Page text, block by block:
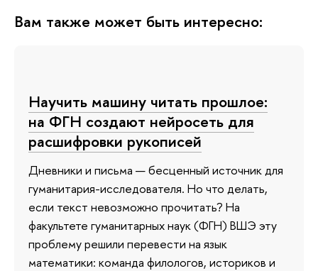
Вам также может быть интересно:
Научить машину читать прошлое:
на ФГН создают нейросеть для
расшифровки рукописей
Дневники и письма — бесценный источник для
гуманитария-исследователя. Но что делать,
если текст невозможно прочитать? На
факультете гуманитарных наук (ФГН) ВШЭ эту
проблему решили перевести на язык
математики: команда филологов, историков и